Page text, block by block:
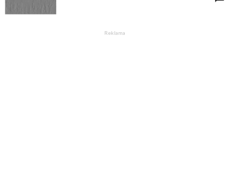
Reklama